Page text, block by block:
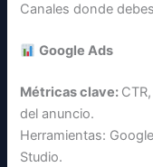
Canales donde
Google Ads
Métricas clave:
del anuncio.
Herramientas:
Studio.